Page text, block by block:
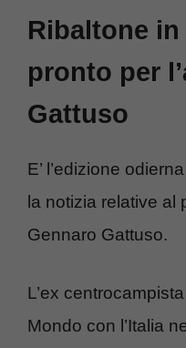
Ribaltone
pronto per
Gattuso
E’ l’edizione
la notizia relative al
Gennaro Gattuso.
L’ex
Mondo con l’Italia